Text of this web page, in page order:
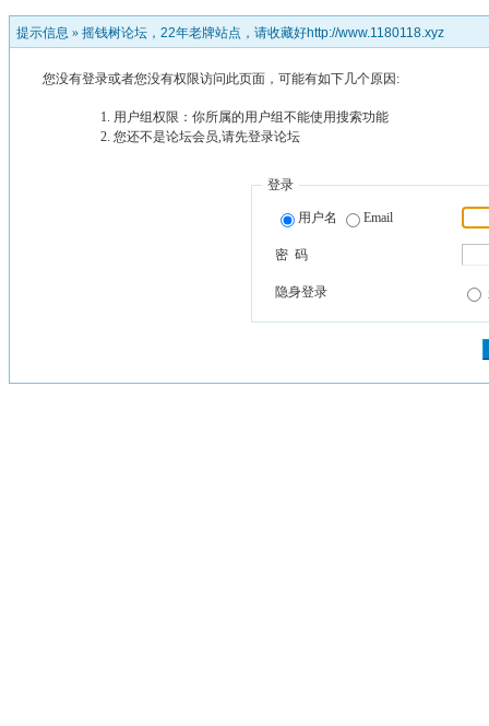
提示信息 » 摇钱树论坛，22年老牌站点，请收藏好http://www.1180118.xyz
您没有登录或者您没有权限访问此页面，可能有如下几个原因:
用户组权限：你所属的用户组不能使用搜索功能
您还不是论坛会员,请先登录论坛
登录
用户名 Email
密 码
隐身登录